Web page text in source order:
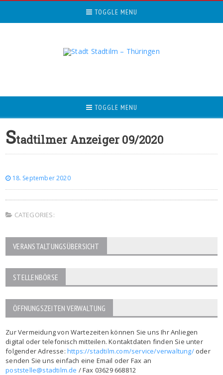
TOGGLE MENU
TOGGLE MENU
Stadtilmer Anzeiger 09/2020
18. September 2020
CATEGORIES:
VERANSTALTUNGSÜBERSICHT
STELLENBÖRSE
ÖFFNUNGSZEITEN VERWALTUNG
Zur Vermeidung von Wartezeiten können Sie uns Ihr Anliegen
digital oder telefonisch mitteilen. Kontaktdaten finden Sie unter
folgender Adresse: https://stadtilm.com/service/verwaltung/oder
senden Sie uns einfach eine Email oder Fax an
poststelle@stadtilm.de / Fax 03629 668812